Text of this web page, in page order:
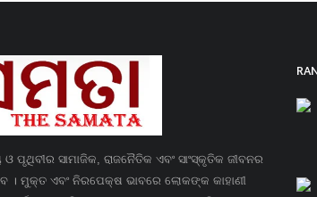
ପୃଥିବୀର ସାମାଜିକ, ରାଜନୈତିକ ଏବଂ ସାଂସ୍କୃତିକ ଜୀବନର
। ମୁକ୍ତ ଏବଂ ନିରପେକ୍ଷ ଭାବରେ ଲୋକଙ୍କ କାହାଣୀ